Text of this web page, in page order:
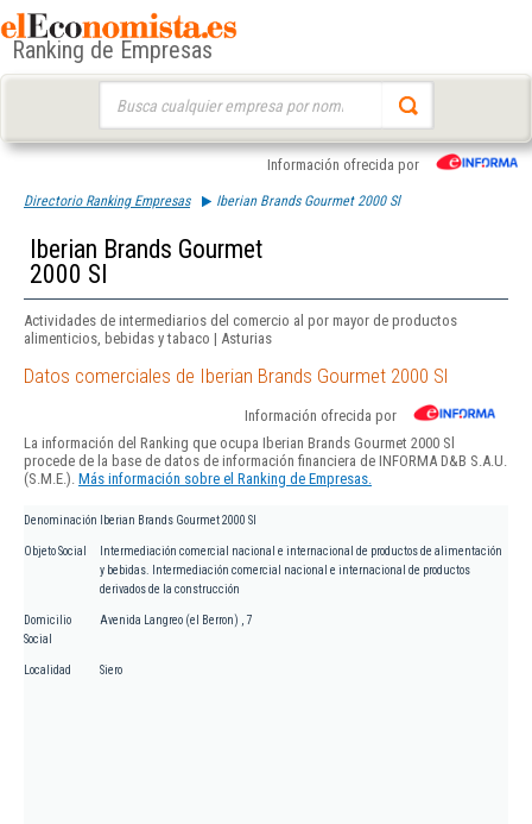
Ranking de Empresas
Información ofrecida por
Directorio Ranking Empresas Iberian Brands Gourmet 2000 Sl
Iberian Brands Gourmet
2000 Sl
Actividades de intermediarios del comercio al por mayor de productos
alimenticios, bebidas y tabaco | Asturias
Datos comerciales de Iberian Brands Gourmet 2000 Sl
Información ofrecida por
La información del Ranking que ocupa Iberian Brands Gourmet 2000 Sl
procede de la base de datos de información financiera de INFORMA D&B S.A.U.
(S.M.E.). Más información sobre el Ranking de Empresas.
Denominación Iberian Brands Gourmet 2000 Sl
Objeto Social
Intermediación comercial nacional e internacional de productos de alimentación
y bebidas. Intermediación comercial nacional e internacional de productos
derivados de la construcción
Domicilio
Social
Avenida Langreo (el Berron) , 7
Localidad Siero